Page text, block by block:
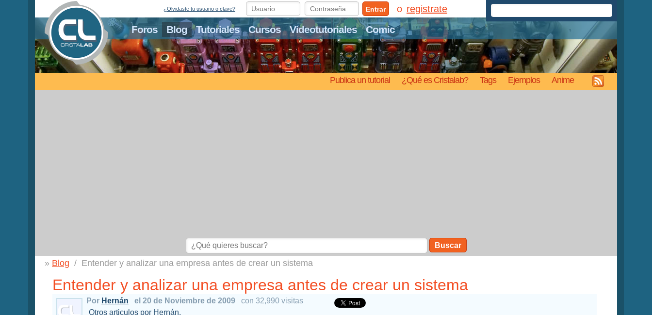
Foros Blog Tutoriales Cursos Videotutoriales Comic
Publica un tutorial ¿Qué es Cristalab? Tags Ejemplos Anime
¿Olvidaste tu usuario o clave? Entrar registrate
Buscar
Blog Entender y analizar una empresa antes de crear un sistema
Entender y analizar una empresa antes de crear un sistema
Por Hernán el 20 de Noviembre de 2009
con 32,990 visitas
Otros articulos por Hernán.